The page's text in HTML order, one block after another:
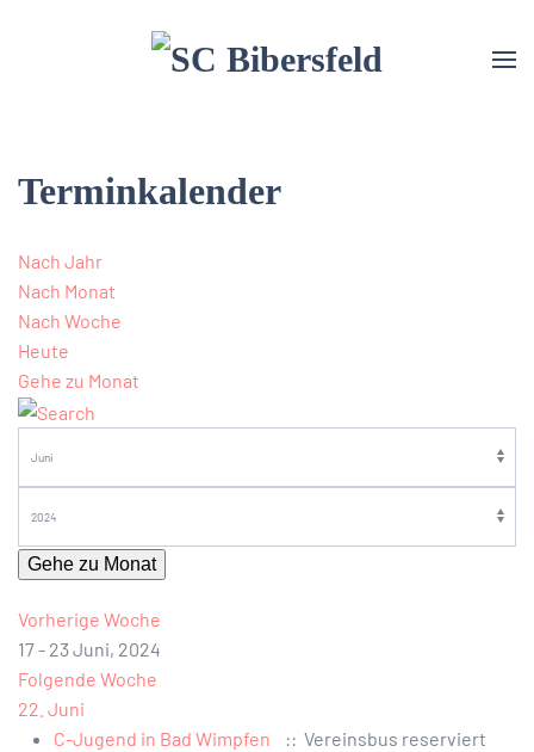
Terminkalender
Nach Jahr
Nach Monat
Nach Woche
Heute
Gehe zu Monat
Gehe zu Monat
Vorherige Woche
17 - 23 Juni, 2024
Folgende Woche
22. Juni
C-Jugend in Bad Wimpfen
:: Vereinsbus reserviert